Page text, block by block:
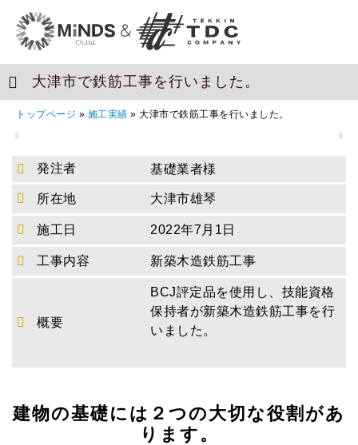
大津市で鉄筋工事を行いました。
トップページ » 施工実績 » 大津市で鉄筋工事を行いました。
発注者 基礎業者様
所在地 大津市雄琴
施工日 2022年7月1日
工事内容 新築木造鉄筋工事
概要
BCJ評定品を使用し、技能資格
保持者が新築木造鉄筋工事を行
いました。
建物の基礎には２つの大切な役割があ
ります。